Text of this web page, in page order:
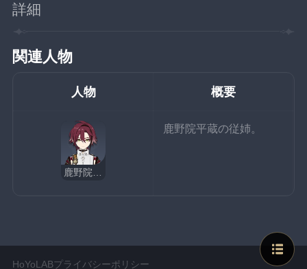
詳細
関連人物
人物 概要
鹿野院平蔵
鹿野院平蔵の従姉。
HoYoLABプライバシーポリシー